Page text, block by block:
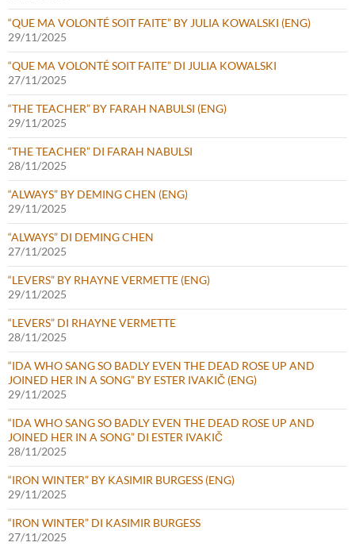
“QUE MA VOLONTÉ SOIT FAITE” BY JULIA KOWALSKI (ENG)
29/11/2025
“QUE MA VOLONTÉ SOIT FAITE” DI JULIA KOWALSKI
27/11/2025
“THE TEACHER” BY FARAH NABULSI (ENG)
29/11/2025
“THE TEACHER” DI FARAH NABULSI
28/11/2025
“ALWAYS” BY DEMING CHEN (ENG)
29/11/2025
“ALWAYS” DI DEMING CHEN
27/11/2025
“LEVERS” BY RHAYNE VERMETTE (ENG)
29/11/2025
“LEVERS” DI RHAYNE VERMETTE
28/11/2025
“IDA WHO SANG SO BADLY EVEN THE DEAD ROSE UP AND
JOINED HER IN A SONG” BY ESTER IVAKIČ (ENG)
29/11/2025
“IDA WHO SANG SO BADLY EVEN THE DEAD ROSE UP AND
JOINED HER IN A SONG” DI ESTER IVAKIČ
28/11/2025
“IRON WINTER” BY KASIMIR BURGESS (ENG)
29/11/2025
“IRON WINTER” DI KASIMIR BURGESS
27/11/2025